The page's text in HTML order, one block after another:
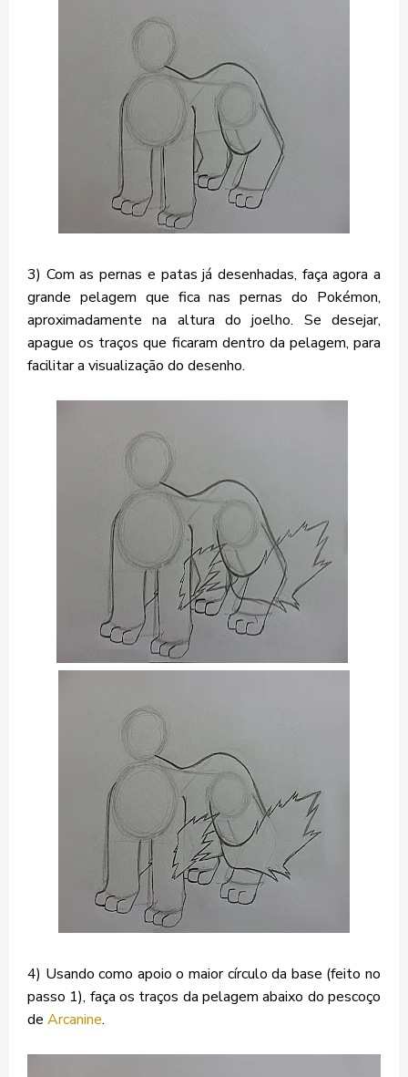
3) Com as pernas e patas já desenhadas, faça agora a
grande pelagem que fica nas pernas do Pokémon,
aproximadamente na altura do joelho. Se desejar,
apague os traços que ficaram dentro da pelagem, para
facilitar a visualização do desenho.
4) Usando como apoio o maior círculo da base (feito no
passo 1), faça os traços da pelagem abaixo do pescoço
de Arcanine.